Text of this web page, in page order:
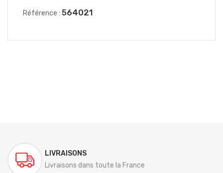
Référence : 564021
LIVRAISONS
Livraisons dans toute la France